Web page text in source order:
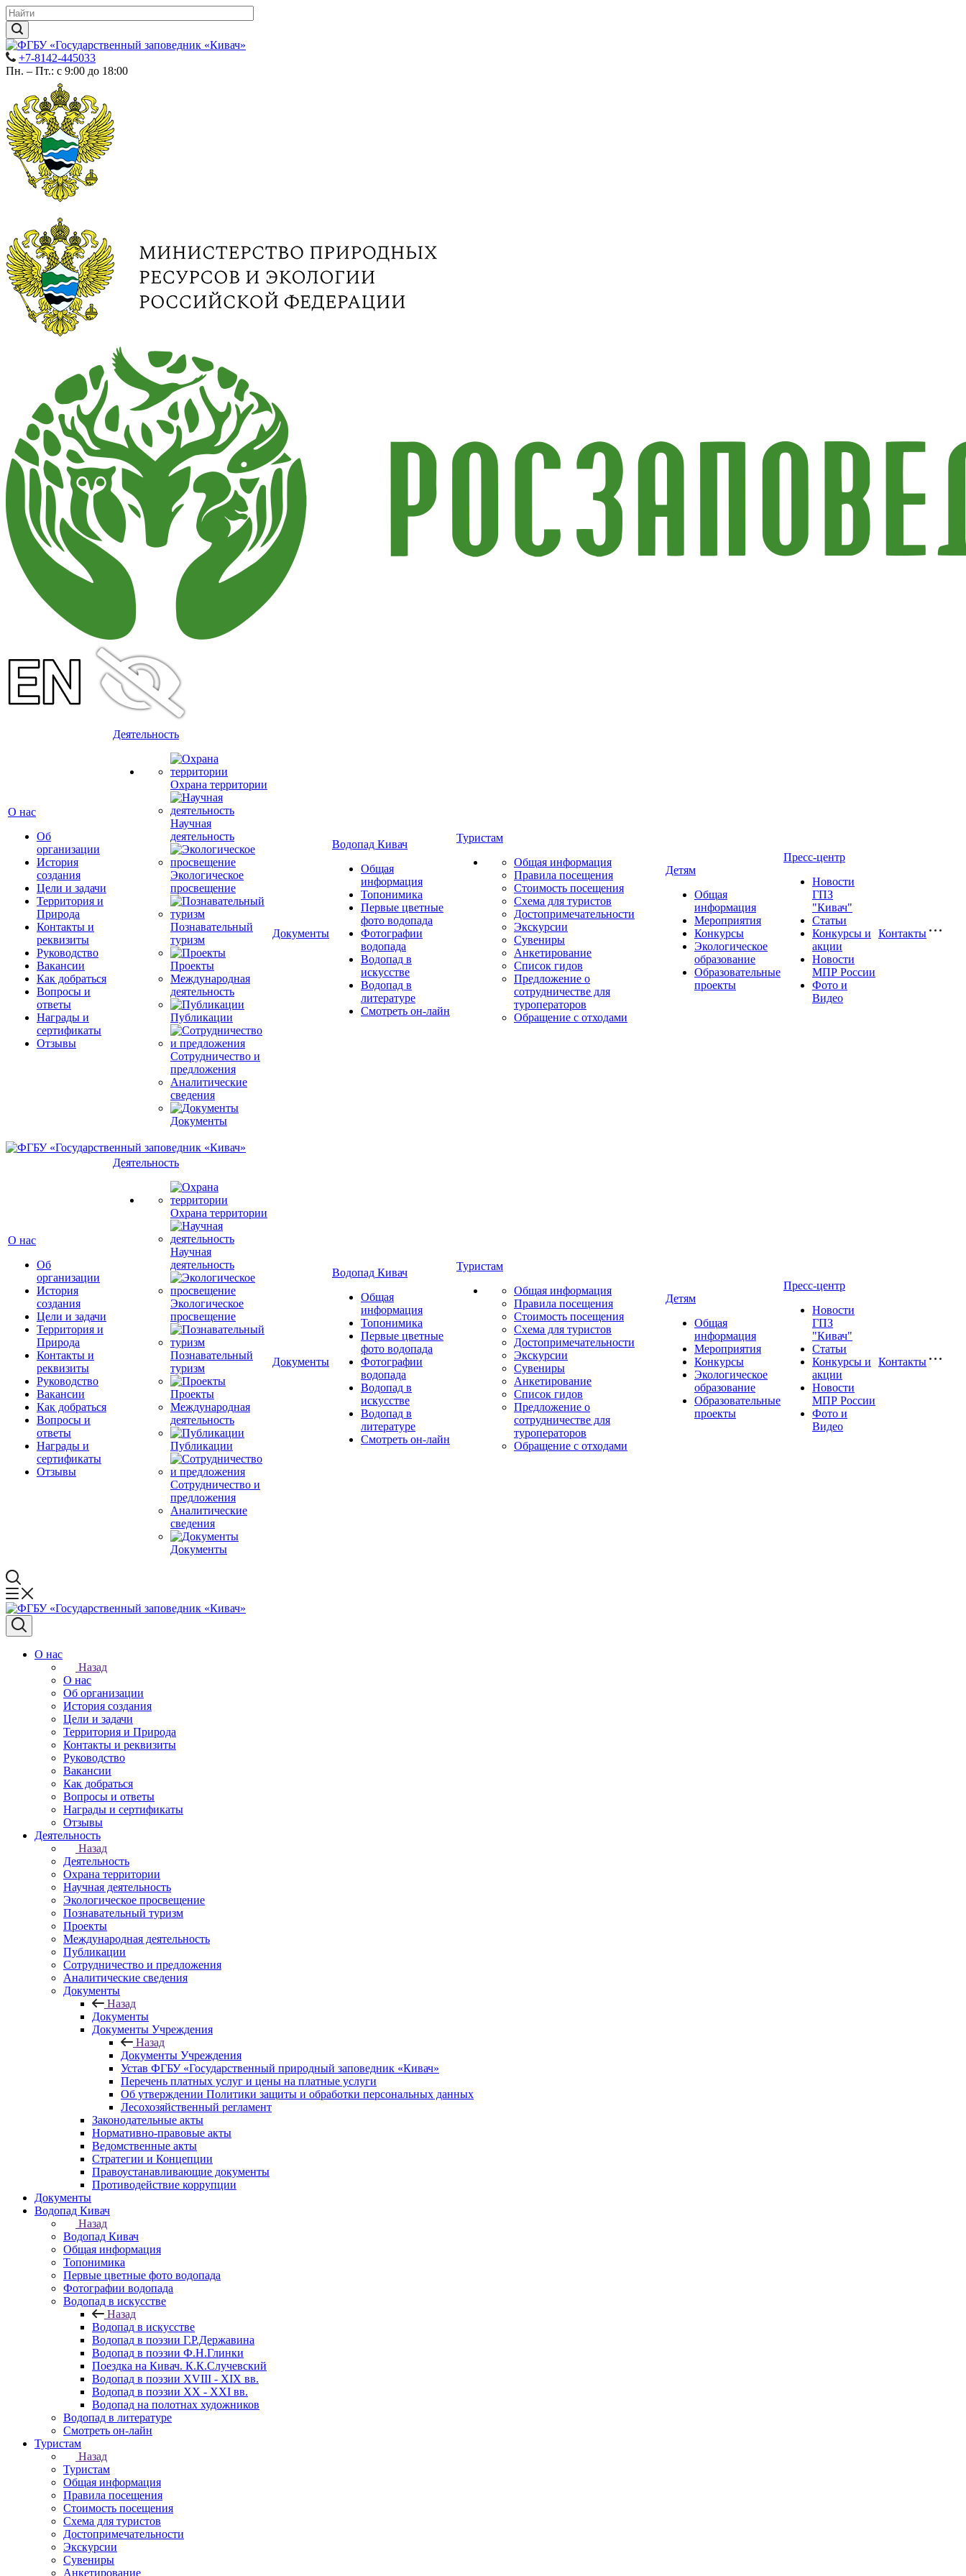
+7-8142-445033
Пн. – Пт.: с 9:00 до 18:00
О нас
Об
организации
История
создания
Цели и задачи
Территория и
Природа
Контакты и
реквизиты
Руководство
Вакансии
Как добраться
Вопросы и
ответы
Награды и
сертификаты
Отзывы
Деятельность
Охрана территории
Научная
деятельность
Экологическое
просвещение
Познавательный
туризм
Проекты
Международная
деятельность
Публикации
Сотрудничество и
предложения
Аналитические
сведения
Документы
Документы
Водопад Кивач
Общая
информация
Топонимика
Первые цветные
фото водопада
Фотографии
водопада
Водопад в
искусстве
Водопад в
литературе
Смотреть он-лайн
Туристам
Общая информация
Правила посещения
Стоимость посещения
Схема для туристов
Достопримечательности
Экскурсии
Сувениры
Анкетирование
Список гидов
Предложение о
сотрудничестве для
туроператоров
Обращение с отходами
Детям
Общая
информация
Мероприятия
Конкурсы
Экологическое
образование
Образовательные
проекты
Пресс-центр
Новости
ГПЗ
"Кивач"
Статьи
Конкурсы и
акции
Новости
МПР России
Фото и
Видео
Контакты
О нас
Об
организации
История
создания
Цели и задачи
Территория и
Природа
Контакты и
реквизиты
Руководство
Вакансии
Как добраться
Вопросы и
ответы
Награды и
сертификаты
Отзывы
Деятельность
Охрана территории
Научная
деятельность
Экологическое
просвещение
Познавательный
туризм
Проекты
Международная
деятельность
Публикации
Сотрудничество и
предложения
Аналитические
сведения
Документы
Документы
Водопад Кивач
Общая
информация
Топонимика
Первые цветные
фото водопада
Фотографии
водопада
Водопад в
искусстве
Водопад в
литературе
Смотреть он-лайн
Туристам
Общая информация
Правила посещения
Стоимость посещения
Схема для туристов
Достопримечательности
Экскурсии
Сувениры
Анкетирование
Список гидов
Предложение о
сотрудничестве для
туроператоров
Обращение с отходами
Детям
Общая
информация
Мероприятия
Конкурсы
Экологическое
образование
Образовательные
проекты
Пресс-центр
Новости
ГПЗ
"Кивач"
Статьи
Конкурсы и
акции
Новости
МПР России
Фото и
Видео
Контакты
О нас
Назад
О нас
Об организации
История создания
Цели и задачи
Территория и Природа
Контакты и реквизиты
Руководство
Вакансии
Как добраться
Вопросы и ответы
Награды и сертификаты
Отзывы
Деятельность
Назад
Деятельность
Охрана территории
Научная деятельность
Экологическое просвещение
Познавательный туризм
Проекты
Международная деятельность
Публикации
Сотрудничество и предложения
Аналитические сведения
Документы
Назад
Документы
Документы Учреждения
Назад
Документы Учреждения
Устав ФГБУ «Государственный природный заповедник «Кивач»
Перечень платных услуг и цены на платные услуги
Об утверждении Политики защиты и обработки персональных данных
Лесохозяйственный регламент
Законодательные акты
Нормативно-правовые акты
Ведомственные акты
Стратегии и Концепции
Правоустанавливающие документы
Противодействие коррупции
Документы
Водопад Кивач
Назад
Водопад Кивач
Общая информация
Топонимика
Первые цветные фото водопада
Фотографии водопада
Водопад в искусстве
Назад
Водопад в искусстве
Водопад в поэзии Г.Р.Державина
Водопад в поэзии Ф.Н.Глинки
Поездка на Кивач. К.К.Случевский
Водопад в поэзии XVIII - XIX вв.
Водопад в поэзии XX - XXI вв.
Водопад на полотнах художников
Водопад в литературе
Смотреть он-лайн
Туристам
Назад
Туристам
Общая информация
Правила посещения
Стоимость посещения
Схема для туристов
Достопримечательности
Экскурсии
Сувениры
Анкетирование